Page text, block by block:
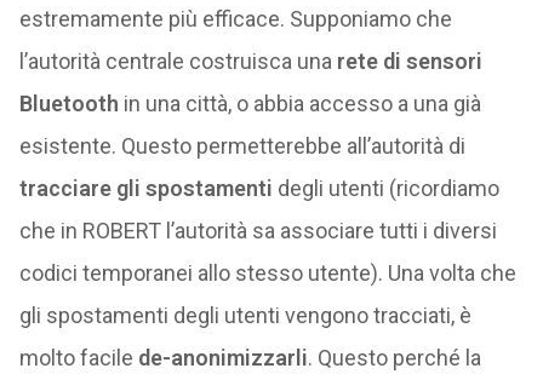
estremamente più efficace. Supponiamo che
l’autorità centrale costruisca una rete di sensori
Bluetooth in una città, o abbia accesso a una già
esistente. Questo permetterebbe all’autorità di
tracciare gli spostamenti degli utenti (ricordiamo
che in ROBERT l’autorità sa associare tutti i diversi
codici temporanei allo stesso utente). Una volta che
gli spostamenti degli utenti vengono tracciati, è
molto facile de-anonimizzarli. Questo perché la